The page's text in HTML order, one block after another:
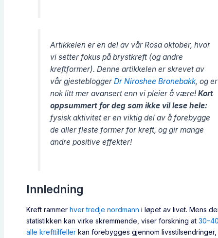
Artikkelen er en del av vår Rosa oktober, hvor
vi setter fokus på brystkreft (og andre
kreftformer). Denne artikkelen er skrevet av
vår gjesteblogger Dr Niroshee Bronebakk, og er
nok litt mer avansert enn vi pleier å være! Kort
oppsummert for deg som ikke vil lese hele:
fysisk aktivitet er en viktig del av å forebygge
de aller fleste former for kreft, og gir mange
andre positive effekter!
Innledning
Kreft rammerhver tredje nordmann i løpet av livet. Mens
statistikken kan virke skremmende, viser forskning at
alle krefttilfeller kan forebygges gjennom